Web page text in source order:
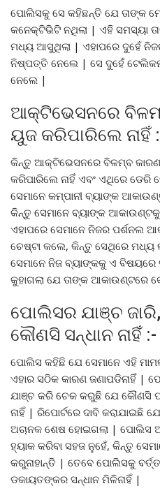
ପୋଲିସକୁ ସେ କହିଛନ୍ତି ଯେ ତାଙ୍କ
କନେକ୍ଟିଭିଟି ନଥିଲା | ଏହି ସମସ୍ୟା
ମଧ୍ୟ ଆସୁଥିଲା | ଏହାପରେ ଦୁହେଁ
ନିଷ୍ପତ୍ତି ନେଲେ | ସେ ଦୁହେଁ
ନେଲେ |
ଆକ୍ଟିଭେସନରେ
ୟୁଜ କରିପାରିଲେ ନାହିଁ
କିନ୍ତୁ ଆକ୍ଟିଭେସନରେ ବିଳମ୍ବ
କରିପାରିଲେ ନାହିଁ ଏବଂ ଏଥିରେ ଡେରି
ସେମାନେ କମ୍ପାନୀ ବ୍ୟାଙ୍କ
କିନ୍ତୁ ସେମାନେ ବ୍ୟାଙ୍କ
ଏହାପରେ ସେମାନେ ନିଜର ପର୍ଶନଲ
ଚେଷ୍ଟା କଲେ, କିନ୍ତୁ ସେଥିରେ ମଧ୍ୟ
ସେମାନେ ନିଜ ବ୍ୟାଙ୍କକୁ ଏ
କୁହାଗଲା ଯେ ତାଙ୍କ ଆକାଉଣ୍ଟରେ
ପୋଲିସର ଯାଞ୍ଚ
କୌଣସି ସନ୍ଧାନ ନାହିଁ :-
ପୋଲିସ କହିଛି ଯେ ସେମାନେ ଏହି
ଏହାର ସଠିକ କାରଣ ଜଣାପଡିନାହିଁ |
ଯାଞ୍ଚ କରି ଚେକ କରୁଛି ଯେ କୌଣସି
ନାହିଁ | ରିପୋର୍ଟରେ ଦାବି
ଅଚାନକ ଶେଷ ହୋଇଗଲା | ପୋଲିସ
ହ୍ୟାକ କରିବା ସହଜ ନୁହେଁ, କିନ୍ତୁ
କରୁନାହାନ୍ତି | ତେବେ ପୋଲିସକୁ
ଡକାୟତଙ୍କର ସନ୍ଧାନ ମିଳିନାହିଁ |